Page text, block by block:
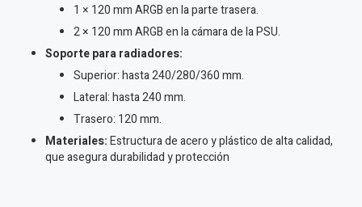
1 × 120 mm ARGB en la parte trasera.
2 × 120 mm ARGB en la cámara de la PSU.
Soporte para radiadores:
Superior: hasta 240/280/360 mm.
Lateral: hasta 240 mm.
Trasero: 120 mm.
Materiales:Estructura de acero y plástico de alta calidad,
que asegura durabilidad y protección